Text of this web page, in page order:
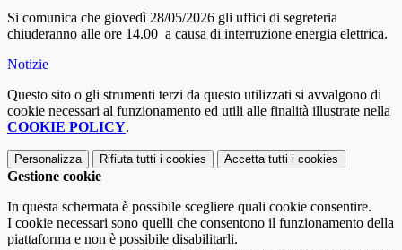
Si comunica che giovedì 28/05/2026 gli uffici di segreteria
chiuderanno alle ore 14.00 a causa di interruzione energia elettrica.
Notizie
Questo sito o gli strumenti terzi da questo utilizzati si avvalgono di
cookie necessari al funzionamento ed utili alle finalità illustrate nella
COOKIE POLICY.
Personalizza Rifiuta tutti i cookies Accetta tutti i cookies
Gestione cookie
In questa schermata è possibile scegliere quali cookie consentire.
I cookie necessari sono quelli che consentono il funzionamento della
piattaforma e non è possibile disabilitarli.